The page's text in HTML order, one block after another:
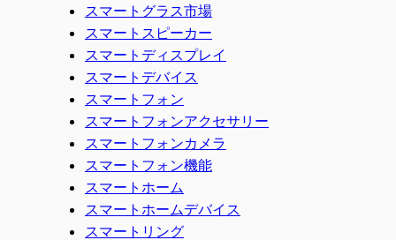
スマートグラス市場
スマートスピーカー
スマートディスプレイ
スマートデバイス
スマートフォン
スマートフォンアクセサリー
スマートフォンカメラ
スマートフォン機能
スマートホーム
スマートホームデバイス
スマートリング